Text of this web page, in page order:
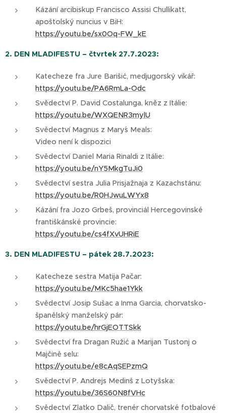
Kázání arcibiskup Francisco Assisi Chullikatt,
apoštolský nuncius v BiH:
https://youtu.be/sx0Oq-FW_kE
2. DEN MLADIFESTU – čtvrtek 27.7.2023:
Katecheze fra Jure Barišić, medjugorský vikář:
https://youtu.be/PA6RmLa-Odc
Svědectví P. David Costalunga, kněz z Itálie:
https://youtu.be/WXQENR3mylU
Svědectví Magnus z Mary´s Meals:
Video není k dispozici
Svědectví Daniel Maria Rinaldi z Itálie:
https://youtu.be/nY5MkgTuJi0
Svědectví sestra Julia Prisjažnaja z Kazachstánu:
https://youtu.be/R0HJwuLWYx8
Kázání fra Jozo Grbeš, provinciál Hercegovinské
františkánské provincie:
https://youtu.be/cs4fXvUHRiE
3. DEN MLADIFESTU – pátek 28.7.2023:
Katecheze sestra Matija Pačar:
https://youtu.be/MKc5hae1Ykk
Svědectví Josip Sušac a Inma Garcia, chorvatsko-
španělský manželský pár:
https://youtu.be/hrGjEOTTSkk
Svědectví fra Dragan Ružić a Marijan Tustonj o
Majčině selu:
https://youtu.be/e8cAqSEPzmQ
Svědectví P. Andrejs Medinš z Lotyšska:
https://youtu.be/36S60N8fVHc
Svědectví Zlatko Dalič, trenér chorvatské fotbalové